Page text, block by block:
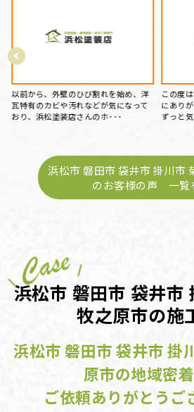
な施工、親切な対応、誠
ございました。 築25年、
っていた･･･
15年前にマイホームを
特にお手入れはしてお
浜松市 磐田市 袋井市 掛川市
のお客様の声 一覧
浜松市 磐田市 袋井市
牧之原市の施
浜松市 磐田市 袋井市 掛
原市の地域密
ご依頼ありがとうご